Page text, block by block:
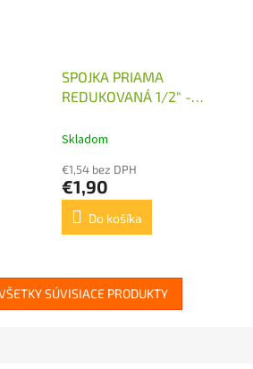
SPOJKA PRIAMA
REDUKOVANÁ 1/2" -
Skladom
€1,54 bez DPH
€1,90
Do košíka
SÚVISIACE PRODUKTY